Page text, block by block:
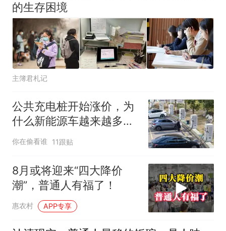
的生存困境
主簿君札记
公共充电桩开始涨价，为
什么新能源车越来越多，
充电却越来越贵？
你在偷看谁 11跟贴
8月或将迎来“四大降价
潮”，普通人有福了！
惠农村 APP专享